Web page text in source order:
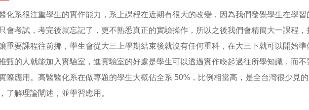
化系很注重學生的實作能力，系上課程在近期有很大的改變，因為我們發覺學生在學習
會考試，考完後就忘記了，更不熟悉真正的實驗操作，所以之後我們會精簡大一課程
重要課程往前挪，學生會從大三上學期結束後就沒有任何重科，在大三下就可以開始
甄的人就能加入實驗室，進實驗室的好處是學生可以透過實作喚起過往所學知識，而
際應用。高醫醫化系在做專題的學生大概佔全系 50%，比例相當高，是全台灣很少見
了解理論闡述，並學習應用。